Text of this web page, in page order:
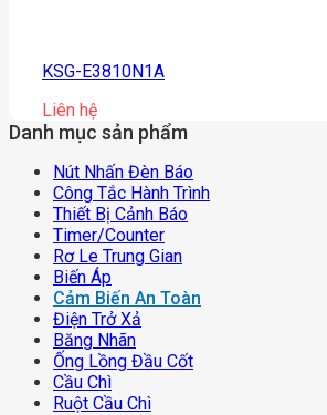
KSG-E3810N1A
Liên hệ
Danh mục sản phẩm
Nút Nhấn Đèn Báo
Công Tắc Hành Trình
Thiết Bị Cảnh Báo
Timer/counter
Rơ Le Trung Gian
Biến Áp
Cảm Biến An Toàn
Điện Trở Xả
Băng Nhãn
Ống Lồng Đầu Cốt
Cầu Chì
Ruột Cầu Chì